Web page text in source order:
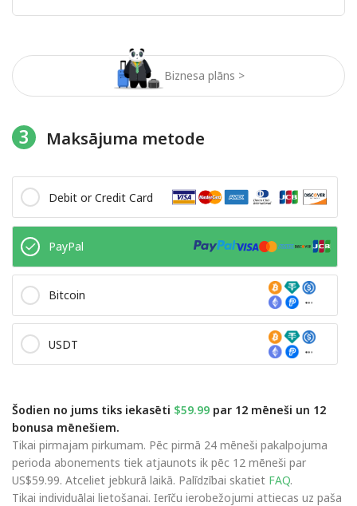
Biznesa plāns >
3 Maksājuma metode
Debit or Credit Card
PayPal
Bitcoin
USDT
Šodien no jums tiks iekasēti $59.99 par 12 mēneši un 12
bonusa mēnešiem.
Tikai pirmajam pirkumam. Pēc pirmā 24 mēneši pakalpojuma
perioda abonements tiek atjaunots ik pēc 12 mēneši par
US$59.99. Atceliet jebkurā laikā. Palīdzībai skatiet FAQ.
Tikai individuālai lietošanai. Ierīču ierobežojumi attiecas uz paša